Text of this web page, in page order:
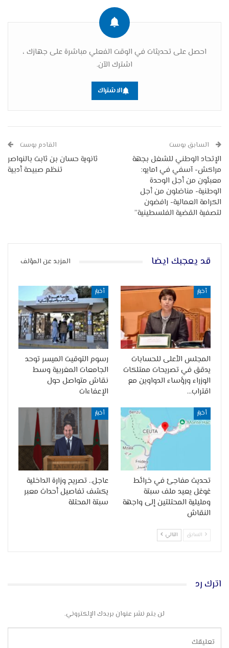
احصل على تحديثات في الوقت الفعلي مباشرة على جهازك ،
اشترك الآن.
الاشتراك
السابق بوست
الإتحاد الوطني للشغل بجهة
مراكش- آسفي في 1مايو:
معبئون من أجل الوحدة
الوطنية- مناضلون من أجل
الكرامة العمالية- رافضون
لتصفية القضية الفلسطينية”
القادم بوست
ثانوية حسان بن ثابت بالنواصر
تنظم صبيحة أدبية
قد يعجبك ايضا المزيد عن المؤلف
أخبار
المجلس الأعلى للحسابات
يدقق في تصريحات ممتلكات
الوزراء ورؤساء الدواوين مع
اقتراب…
أخبار
رسوم التوقيت الميسر توحد
الجامعات المغربية وسط
نقاش متواصل حول
الإعفاءات
أخبار
تحديث مفاجئ في خرائط
غوغل يعيد ملف سبتة
ومليلية المحتلتين إلى واجهة
النقاش
أخبار
عاجل.. تصريح وزارة الداخلية
يكشف تفاصيل أحداث معبر
سبتة المحتلة
السابق التالي
اترك رد
لن يتم نشر عنوان بريدك الإلكتروني.